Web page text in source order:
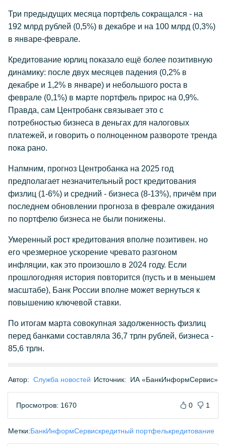
Три предыдущих месяца портфель сокращался - на
192 млрд рублей (0,5%) в декабре и на 100 млрд (0,3%)
в январе-феврале.
Кредитование юрлиц показало ещё более позитивную
динамику: после двух месяцев падения (0,2% в
декабре и 1,2% в январе) и небольшого роста в
феврале (0,1%) в марте портфель прирос на 0,9%.
Правда, сам Центробанк связывает это с
потребностью бизнеса в деньгах для налоговых
платежей, и говорить о полноценном развороте тренда
пока рано.
Напмним, прогноз Центробанка на 2025 год
предполагает незначительный рост кредитования
физлиц (1-6%) и средний - бизнеса (8-13%), причём при
последнем обновлении прогноза в феврале ожидания
по портфелю бизнеса не были понижены.
Умеренный рост кредитования вполне позитивен. но
его чрезмерное ускорение чревато разгоном
инфляции, как это произошло в 2024 году. Если
прошлогодняя история повторится (пусть и в меньшем
масштабе), Банк России вполне может вернуться к
повышению ключевой ставки.
По итогам марта совокупная задолженность физлиц
перед банками составляла 36,7 трлн рублей, бизнеса -
85,6 трлн.
Автор: Служба новостей Источник: ИА «БанкИнформСервис»
Просмотров: 1670 0 1
Метки:БанкИнформСервискредитный портфелькредитование